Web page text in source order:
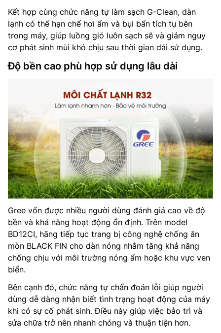
Kết hợp cùng chức năng tự làm sạch G-Clean, dàn
lạnh có thể hạn chế hơi ẩm và bụi bẩn tích tụ bên
trong máy, giúp luồng gió luôn sạch sẽ và giảm nguy
cơ phát sinh mùi khó chịu sau thời gian dài sử dụng.
Độ bền cao phù hợp sử dụng lâu dài
Gree vốn được nhiều người dùng đánh giá cao về độ
bền và khả năng hoạt động ổn định. Trên model
BD12CI, hãng tiếp tục trang bị công nghệ chống ăn
mòn BLACK FIN cho dàn nóng nhằm tăng khả năng
chống chịu với môi trường nóng ẩm hoặc khu vực ven
biển.
Bên cạnh đó, chức năng tự chẩn đoán lỗi giúp người
dùng dễ dàng nhận biết tình trạng hoạt động của máy
khi có sự cố phát sinh. Điều này giúp việc bảo trì và
sửa chữa trở nên nhanh chóng và thuận tiện hơn.